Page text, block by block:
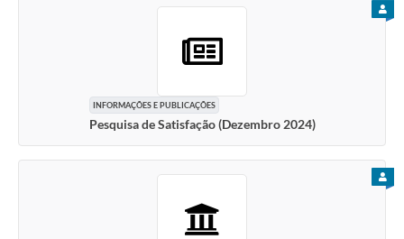
INFORMAÇÕES E PUBLICAÇÕES
Pesquisa de Satisfação (Dezembro 2024)